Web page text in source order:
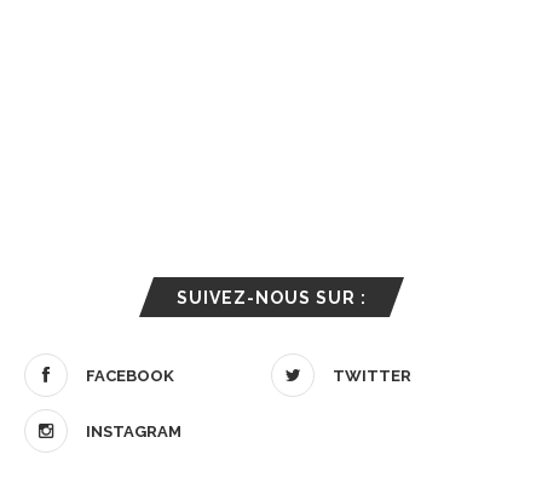
SUIVEZ-NOUS SUR :
FACEBOOK TWITTER
INSTAGRAM